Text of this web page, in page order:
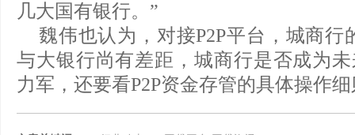
几大国有银行。”
魏伟也认为，对接P2P平台，城商
与大银行尚有差距，城商行是否成为
力军，还要看P2P资金存管的具体操作